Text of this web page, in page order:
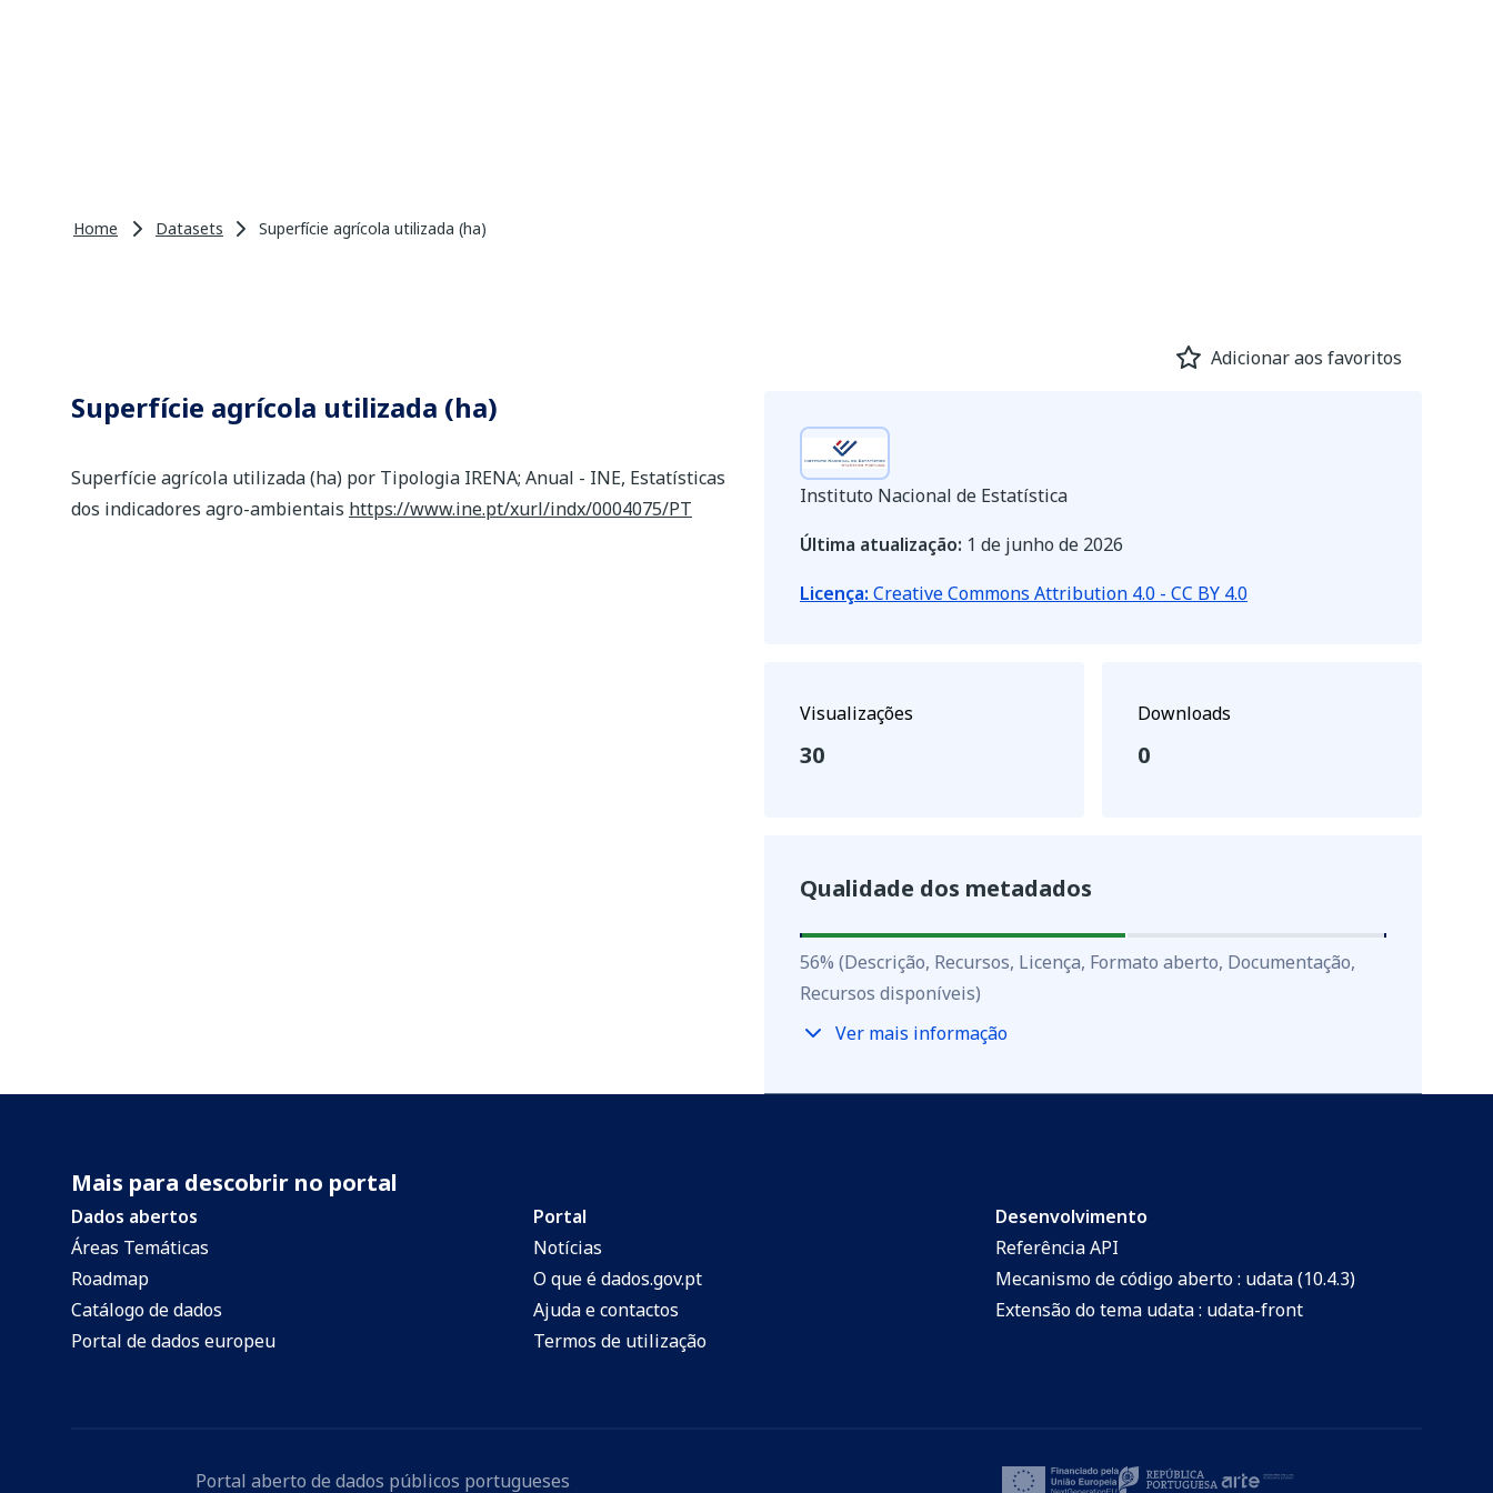
Home Datasets Superfície agrícola utilizada (ha)
Adicionar aos favoritos
Superfície agrícola utilizada (ha)
Superfície agrícola utilizada (ha) por Tipologia IRENA; Anual - INE, Estatísticas
dos indicadores agro-ambientais https://www.ine.pt/xurl/indx/0004075/PT
Instituto Nacional de Estatística
Última atualização: 1 de junho de 2026
Licença: Creative Commons Attribution 4.0 - CC BY 4.0
Visualizações
30
Downloads
0
Qualidade dos metadados
56%
56% (Descrição, Recursos, Licença, Formato aberto, Documentação,
Recursos disponíveis)
Ver mais informação
Mais para descobrir no portal
Dados abertos
Áreas Temáticas
Roadmap
Catálogo de dados
Portal de dados europeu
Portal
Notícias
O que é dados.gov.pt
Ajuda e contactos
Termos de utilização
Desenvolvimento
Referência API
Mecanismo de código aberto : udata (10.4.3)
Extensão do tema udata : udata-front
Portal aberto de dados públicos portugueses